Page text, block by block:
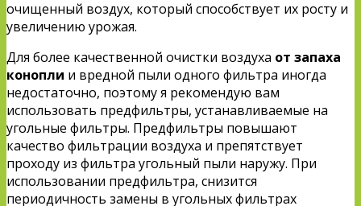
очищенный воздух, который способствует их росту и
увеличению урожая.
Для более качественной очистки воздуха от запаха
конопли и вредной пыли одного фильтра иногда
недостаточно, поэтому я рекомендую вам
использовать предфильтры, устанавливаемые на
угольные фильтры. Предфильтры повышают
качество фильтрации воздуха и препятствует
проходу из фильтра угольный пыли наружу. При
использовании предфильтра, снизится
периодичность замены в угольных фильтрах